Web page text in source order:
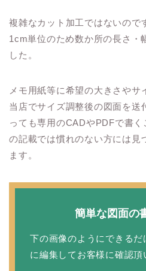
複雑なカット加工ではないので
1cm単位のため数か所の長さ・
した。
メモ用紙等に希望の大きさやサ
当店でサイズ調整後の図面を送
っても専用のCADやPDFで書
の記載では慣れのない方には見
ます。
簡単な図面の
下の画像のようにできるだ
に編集してお客様に確認頂